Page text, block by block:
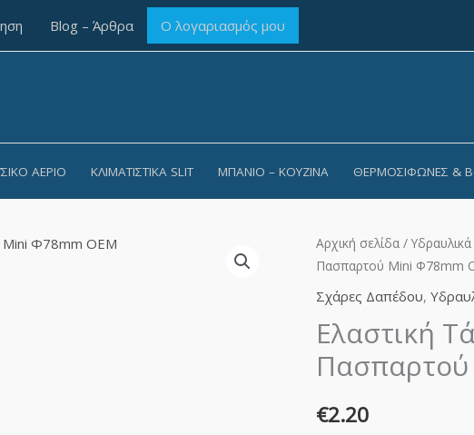
Blog – Άρθρα Ο λογαριασμός μου
ΑΈΡΙΟ ΚΛΙΜΑΤΙΣΤΙΚΆ SLIT ΜΠΆΝΙΟ – ΚΟΥΖΊΝΑ ΘΕΡΜΟΣΊΦΩΝΕΣ &
Αρχική σελίδα /Υδραυλικά
Πασπαρτού Μini Φ78mm
Σχάρες Δαπέδου,
Ελαστική
€2.20
Ελαστική
Τάπα
Κλεισίματος
Μini
Φ78mm
ποσότητα